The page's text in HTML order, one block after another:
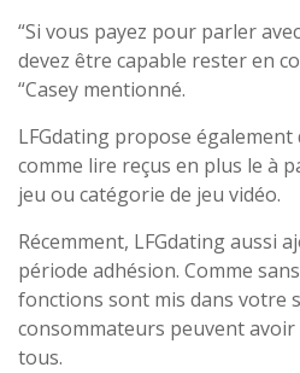
“Si vous payez pour parler
devez être capable rester en
“Casey mentionné.
LFGdating propose
comme lire reçus en plus le à
jeu ou catégorie de jeu vidéo.
Récemment, LFGdating aussi
période adhésion. Comme
fonctions sont mis dans votre
consommateurs peuvent
tous.